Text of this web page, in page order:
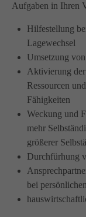
Kontakt
Amicus Pflege
Lipper Weg 11a
45770 Marl
Sie haben
02365 955
Schreiben
Aufgaben in Ihren
Hilfestellung
Lagewechsel
Umsetzung
Aktivierung der
Ressourcen
Fähigkeiten
Weckung und
mehr
größerer
Durchfürhung
bei